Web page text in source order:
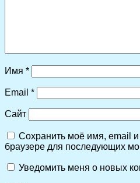
Имя *
Email *
Сайт
Сохранить моё имя, email и
браузере для последующих
Уведомить меня о новых